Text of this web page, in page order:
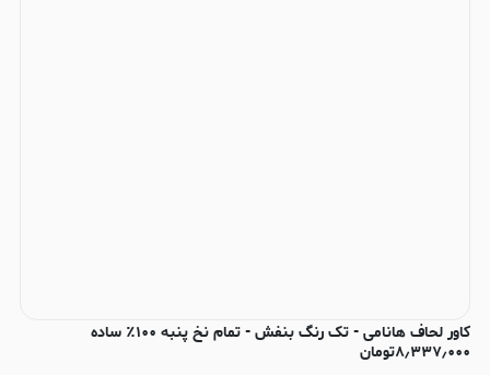
کاور لحاف هانامی - تک رنگ بنفش - تمام نخ پنبه ۱۰۰٪ ساده
۸٫۳۳۷٫۰۰۰تومان